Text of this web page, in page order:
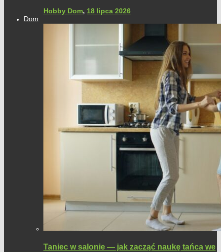
Hobby Dom, 18 lipca 2026
Dom
Taniec w salonie — jak zacząć naukę tańca we